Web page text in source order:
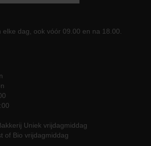
elke dag, ook vóór 09.00 en na 18.00.
Uniek vrijdagmiddag
of Bio vrijdagmiddag